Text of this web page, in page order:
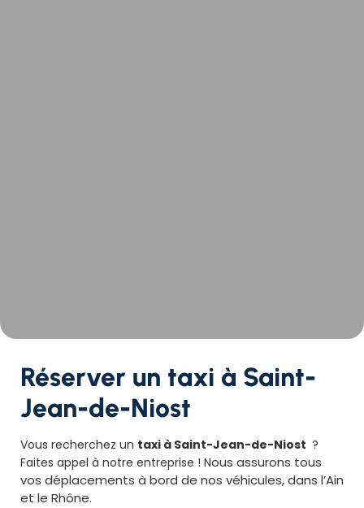
Réserver un taxi à Saint-
Jean-de-Niost
Vous recherchez un taxi à Saint-Jean-de-Niost ?
Faites appel à notre entreprise ! Nous assurons tous
vos déplacements à bord de nos véhicules, dans l’Ain
et le Rhône.